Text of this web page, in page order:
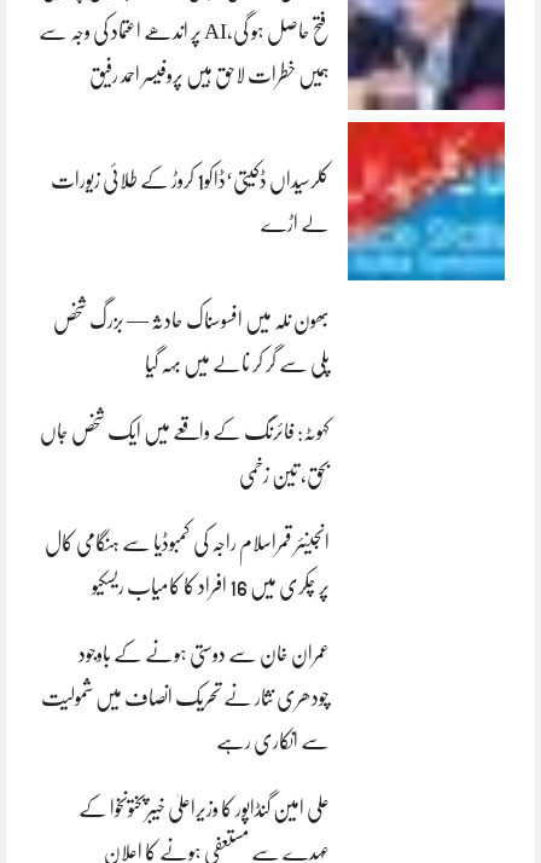
فتح حاصل ہو گی،AI پر اندھے اعتماد کی وجہ سے
ہمیں خطرات لاحق ہیں پروفیسر احمد رفیق
کلرسیداں ڈکیتی‘ڈاکو1 کروڑ کے طلائی زیورات
لے اڑے
بھون نلہ میں افسوسناک حادثہ — بزرگ شخص
پلی سے گر کر نالے میں بہہ گیا
کہوٹہ: فائرنگ کے واقعے میں ایک شخص جاں
بحق، تین زخمی
انجینئر قمراسلام راجہ کی کمبوڈیا سے ہنگامی کال
پر چکری میں 16 افراد کا کامیاب ریسکیو
عمران خان سے دوستی ہونے کے باوجود
چودھری نثار نے تحریک انصاف میں شمولیت
سے انکاری رہے
علی امین گنڈاپور کا وزیراعلیٰ خیبرپختونخوا کے
عہدے سے مستعفی ہونے کا اعلان